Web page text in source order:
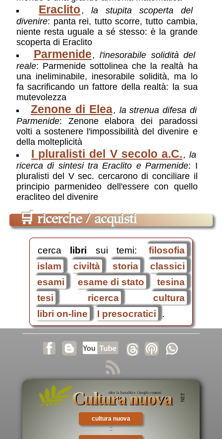
Eraclito , la stupita scoperta del
divenire: panta rei, tutto scorre, tutto cambia,
niente resta uguale a sé stesso: è la grande
scoperta di Eraclito
Parmenide , l'inesorabile solidità del
reale: Parmenide sottolinea che la realtà ha
una ineliminabile, inesorabile solidità, ma lo
fa sacrificando un fattore della realtà: la sua
mutevolezza
Zenone di Elea, la strenua difesa di
Parmenide: Zenone elabora dei paradossi
volti a sostenere l'impossibilità del divenire e
della molteplicità
I pluralisti del V secolo a.C. , la
ricerca di sintesi tra Eraclito e Parmenide: I
pluralisti del V sec. cercarono di conciliare il
principio parmenideo dell'essere con quello
eracliteo del divenire
🛒 ricerche / acquisti
cerca libri sui temi:
filosofia
islam
civiltà storia
classici
esami
esame di stato
tesina
tesi
ricerca
cultura
libri on-line
I presocratici .
cultura nuova
::